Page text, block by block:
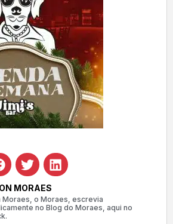
MORAES
Moraes, o Moraes, escrevia
no Blog do Moraes, aqui no